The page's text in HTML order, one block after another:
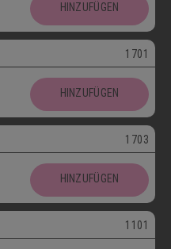
HINZUFÜGEN
1701
HINZUFÜGEN
1703
HINZUFÜGEN
1101